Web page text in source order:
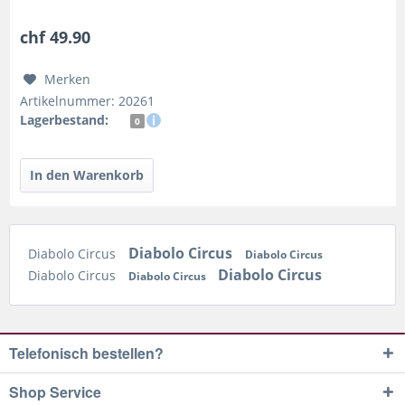
chf 49.90
Merken
Artikelnummer: 20261
Lagerbestand:
0
Diabolo Circus Diabolo Circus Diabolo Circus
Diabolo Circus Diabolo Circus Diabolo Circus
Telefonisch bestellen?
Shop Service